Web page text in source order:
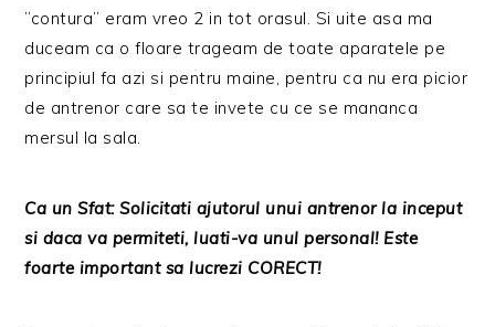
”contura” eram vreo 2 in tot orasul. Si uite asa ma
duceam ca o floare trageam de toate aparatele pe
principiul fa azi si pentru maine, pentru ca nu era picior
de antrenor care sa te invete cu ce se mananca
mersul la sala.
Ca un Sfat: Solicitati ajutorul unui antrenor la inceput
si daca va permiteti, luati-va unul personal! Este
foarte important sa lucrezi CORECT!